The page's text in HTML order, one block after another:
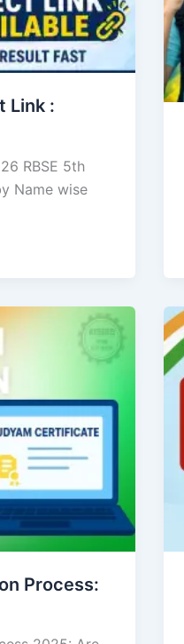
Link :
RBSE 5th
Name wise
Process: